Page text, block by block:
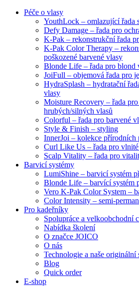
Péče o vlasy
YouthLock – omlazující řada
Defy Damage – řada pro
K-Pak – rekonstrukční řada
K-Pak Color Therapy –
poškozené barvené vlasy
Blonde Life – řada pro blond
JoiFull – objemová řada pro
HydraSplash – hydratační
vlasy
Moisture Recovery – řada
hrubých/silných vlasů
Colorful – řada pro barvené
Style & Finish – styling
InnerJoi – kolekce přírodních
Curl Like Us – řada pro
Scalp Vitality – řada pro
Barvicí systémy
LumiShine – barvicí systém
Blonde Life – barvící systém
Vero K-Pak Color System –
Color Intensity – semi-
Pro kadeřníky
Spolupráce a velkoobchodní
Nabídka školení
O značce JOICO
O nás
Technologie a naše originální
Blog
Quick order
E-shop